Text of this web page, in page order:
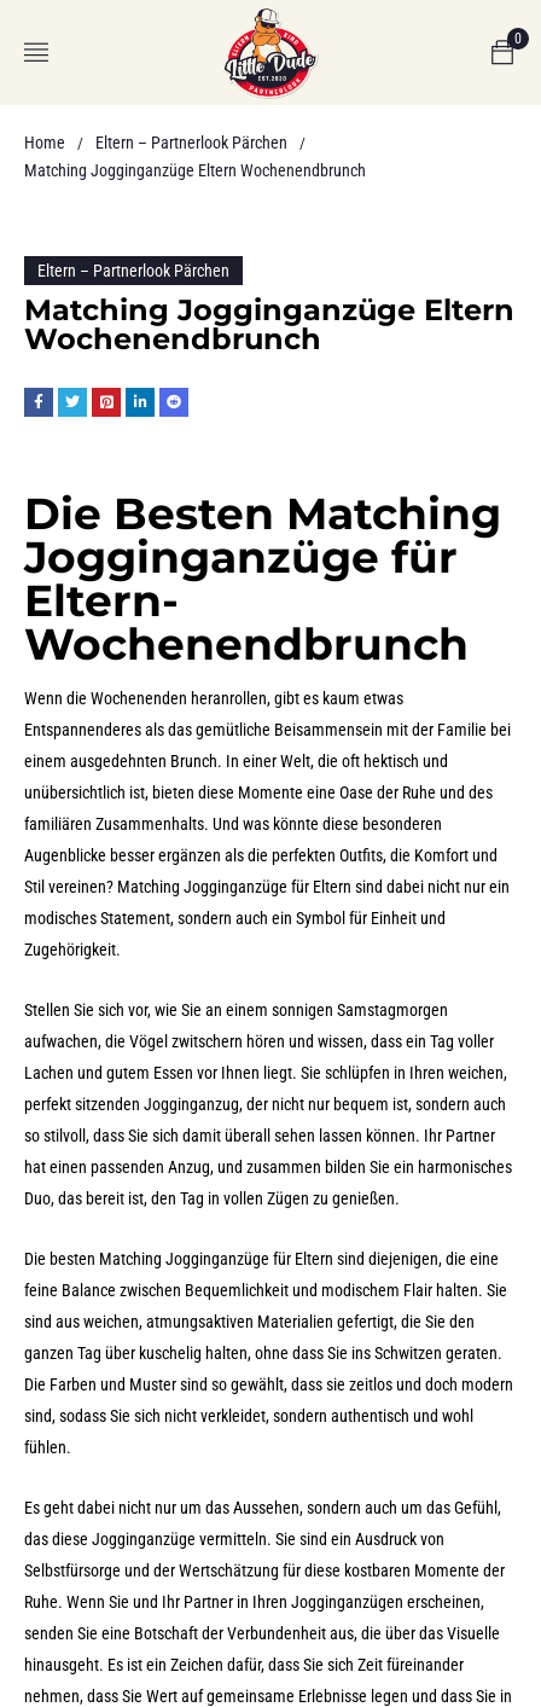
0
Home / Eltern – Partnerlook Pärchen /
Matching Jogginganzüge Eltern Wochenendbrunch
Eltern – Partnerlook Pärchen
Matching Jogginganzüge Eltern
Wochenendbrunch
Die Besten Matching
Jogginganzüge für
Eltern-
Wochenendbrunch
Wenn die Wochenenden heranrollen, gibt es kaum etwas
Entspannenderes als das gemütliche Beisammensein mit der Familie bei
einem ausgedehnten Brunch. In einer Welt, die oft hektisch und
unübersichtlich ist, bieten diese Momente eine Oase der Ruhe und des
familiären Zusammenhalts. Und was könnte diese besonderen
Augenblicke besser ergänzen als die perfekten Outfits, die Komfort und
Stil vereinen? Matching Jogginganzüge für Eltern sind dabei nicht nur ein
modisches Statement, sondern auch ein Symbol für Einheit und
Zugehörigkeit.
Stellen Sie sich vor, wie Sie an einem sonnigen Samstagmorgen
aufwachen, die Vögel zwitschern hören und wissen, dass ein Tag voller
Lachen und gutem Essen vor Ihnen liegt. Sie schlüpfen in Ihren weichen,
perfekt sitzenden Jogginganzug, der nicht nur bequem ist, sondern auch
so stilvoll, dass Sie sich damit überall sehen lassen können. Ihr Partner
hat einen passenden Anzug, und zusammen bilden Sie ein harmonisches
Duo, das bereit ist, den Tag in vollen Zügen zu genießen.
Die besten Matching Jogginganzüge für Eltern sind diejenigen, die eine
feine Balance zwischen Bequemlichkeit und modischem Flair halten. Sie
sind aus weichen, atmungsaktiven Materialien gefertigt, die Sie den
ganzen Tag über kuschelig halten, ohne dass Sie ins Schwitzen geraten.
Die Farben und Muster sind so gewählt, dass sie zeitlos und doch modern
sind, sodass Sie sich nicht verkleidet, sondern authentisch und wohl
fühlen.
Es geht dabei nicht nur um das Aussehen, sondern auch um das Gefühl,
das diese Jogginganzüge vermitteln. Sie sind ein Ausdruck von
Selbstfürsorge und der Wertschätzung für diese kostbaren Momente der
Ruhe. Wenn Sie und Ihr Partner in Ihren Jogginganzügen erscheinen,
senden Sie eine Botschaft der Verbundenheit aus, die über das Visuelle
hinausgeht. Es ist ein Zeichen dafür, dass Sie sich Zeit füreinander
nehmen, dass Sie Wert auf gemeinsame Erlebnisse legen und dass Sie in